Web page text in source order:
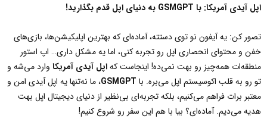
اپل آیدی آمریکا: با به دنیای اپل قدم بگذارید!
تصور کن: یه آیفون نو توی دستته، آماده‌ای که بهترین اپلیکیشن‌ها، بازی‌های
خفن و محتوای انحصاری اپل رو تجربه کنی، اما یه مشکل داری… اپ استور
منطقه‌ات همه‌چیز رو بهت نمی‌ده! اینجاست کهاپل آیدی آمریکا وارد می‌شه و
تو رو به قلب اکوسیستم اپل می‌بره. با GSMGPT، ما نه‌تنها یه اپل آیدی امن و
معتبر برات فراهم می‌کنیم، بلکه تجربه‌ای بی‌نظیر از دنیای دیجیتال اپل بهت
هدیه می‌دیم. آماده‌ای؟ بیا با هم این سفر رو شروع کنیم!